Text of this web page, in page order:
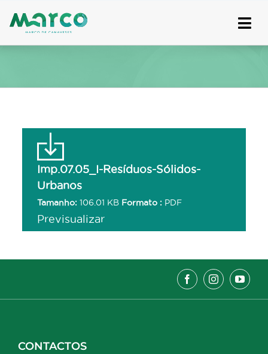
to
Imp.07.05_I-Resíduos-Sólidos-
Urbanos
Tamanho: 106.01 KB Formato : PDF
Previsualizar
CONTACTOS